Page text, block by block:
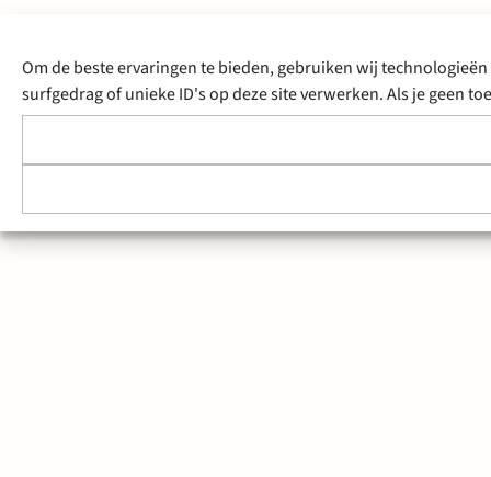
Om de beste ervaringen te bieden, gebruiken wij
surfgedrag of unieke ID's op deze site verwerken. Als je geen